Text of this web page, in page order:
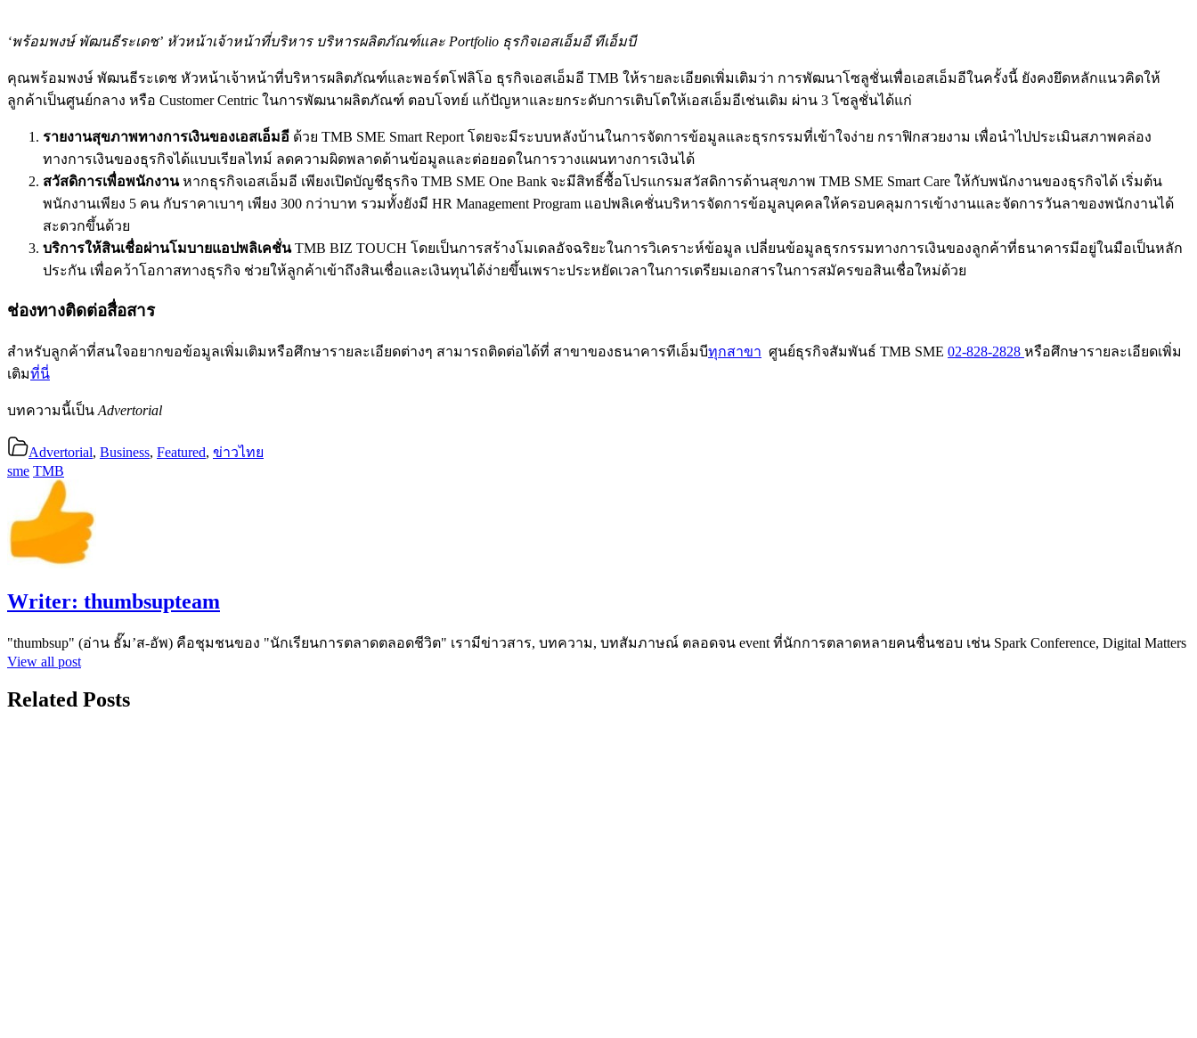
‘พร้อมพงษ์ พัฒนธีระเดช’ หัวหน้าเจ้าหน้าที่บริหาร บริหารผลิตภัณฑ์และ Portfolio ธุรกิจเอสเอ็มอี ทีเอ็มบี
คุณพร้อมพงษ์ พัฒนธีระเดช หัวหน้าเจ้าหน้าที่บริหารผลิตภัณฑ์และพอร์ตโฟลิโอ ธุรกิจเอสเอ็มอี TMB ให้รายละเอียดเพิ่มเติมว่า การพัฒนาโซลูชั่นเพื่อเอสเอ็มอีในครั้งนี้ ยังคงยึดหลักแนวคิดให้
ลูกค้าเป็นศูนย์กลาง หรือ Customer Centric ในการพัฒนาผลิตภัณฑ์ ตอบโจทย์ แก้ปัญหาและยกระดับการเติบโตให้เอสเอ็มอีเช่นเดิม ผ่าน 3 โซลูชั่นได้แก่
รายงานสุขภาพทางการเงินของเอสเอ็มอี ด้วย TMB SME Smart Report โดยจะมีระบบหลังบ้านในการจัดการข้อมูลและธุรกรรมที่เข้าใจง่าย กราฟิกสวยงาม เพื่อนำไปประเมินสภาพคล่อง
ทางการเงินของธุรกิจได้แบบเรียลไทม์ ลดความผิดพลาดด้านข้อมูลและต่อยอดในการวางแผนทางการเงินได้
สวัสดิการเพื่อพนักงานหากธุรกิจเอสเอ็มอี เพียงเปิดบัญชีธุรกิจ TMB SME One Bank จะมีสิทธิ์ซื้อโปรแกรมสวัสดิการด้านสุขภาพ TMB SME Smart Care ให้กับพนักงานของธุรกิจได้ เริ่มต้น
พนักงานเพียง 5 คน กับราคาเบาๆ เพียง 300 กว่าบาท รวมทั้งยังมี HR Management Program แอปพลิเคชั่นบริหารจัดการข้อมูลบุคคลให้ครอบคลุมการเข้างานและจัดการวันลาของพนักงานได้
สะดวกขึ้นด้วย
บริการให้สินเชื่อผ่านโมบายแอปพลิเคชั่นTMB BIZ TOUCH โดยเป็นการสร้างโมเดลอัจฉริยะในการวิเคราะห์ข้อมูล เปลี่ยนข้อมูลธุรกรรมทางการเงินของลูกค้าที่ธนาคารมีอยู่ในมือเป็นหลัก
ประกัน เพื่อคว้าโอกาสทางธุรกิจ ช่วยให้ลูกค้าเข้าถึงสินเชื่อและเงินทุนได้ง่ายขึ้นเพราะประหยัดเวลาในการเตรียมเอกสารในการสมัครขอสินเชื่อใหม่ด้วย
ช่องทางติดต่อสื่อสาร
สำหรับลูกค้าที่สนใจอยากขอข้อมูลเพิ่มเติมหรือศึกษารายละเอียดต่างๆ สามารถติดต่อได้ที่ สาขาของธนาคารทีเอ็มบีทุกสาขา ศูนย์ธุรกิจสัมพันธ์ TMB SME 02-828-2828 หรือศึกษารายละเอียดเพิ่ม
เติมที่นี่
บทความนี้เป็น Advertorial
Advertorial, Business, Featured, ข่าวไทย
sme TMB
Writer: thumbsupteam
"thumbsup" (อ่าน ธั๊ม’ส-อัพ) คือชุมชนของ "นักเรียนการตลาดตลอดชีวิต" เรามีข่าวสาร, บทความ, บทสัมภาษณ์ ตลอดจน event ที่นักการตลาดหลายคนชื่นชอบ เช่น Spark Conference, Digital Matters
View all post
Related Posts